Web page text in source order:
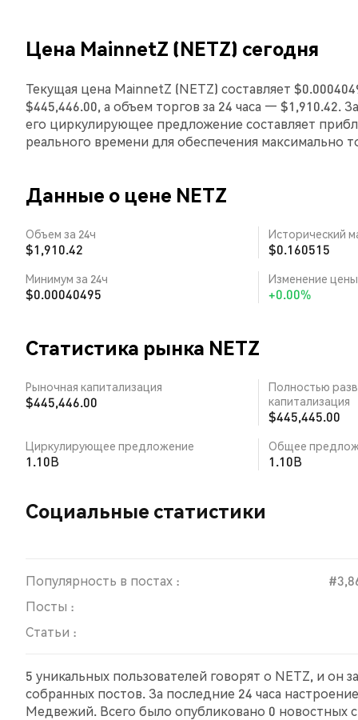
Цена MainnetZ (NETZ) сегодня
Текущая цена MainnetZ (NETZ) составляет
$445,446.00, а объем торгов за 24 часа — $1,910.42.
его циркулирующее предложение составляет
реального времени для обеспечения
Данные о цене NETZ
Объем за 24ч
$1,910.42
Исторический
$0.160515
Минимум за 24ч
$0.00040495
Изменение цены
+0.00%
Статистика рынка NETZ
Рыночная капитализация
$445,446.00
Полностью
капитализация
$445,445.00
Циркулирующее предложение
1.10B
Общее
1.10B
Социальные статистики
Популярность в постах :
Посты :
Статьи :
5 уникальных пользователей говорят о NETZ, и он
собранных постов. За последние 24 часа
Медвежий. Всего было опубликовано 0 новостных